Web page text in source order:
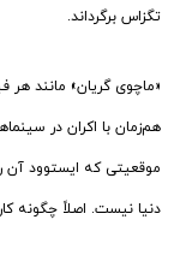
تگزاس برگرداند.
«ماچوی گریان» مانند هر
هم‌زمان با اکران در
موقعیتی که ایستوود آن
دنیا نیست. اصلاً چگونه